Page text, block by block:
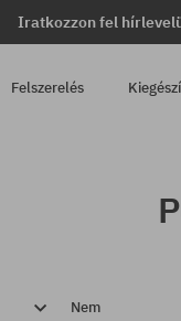
Iratkozzon fel
Felszerelés
Nem